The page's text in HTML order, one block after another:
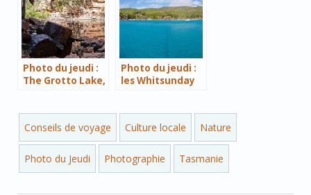
Photo du jeudi :
The Grotto Lake,
Photo du jeudi :
les Whitsunday
Conseils de voyage Culture locale Nature
Photo du Jeudi Photographie Tasmanie